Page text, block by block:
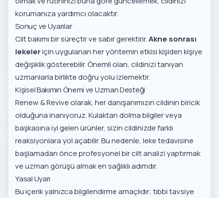
korumanıza yardımcı olacaktır.
Sonuç ve Uyarılar
Cilt bakımı bir süreçtir ve sabır gerektirir.Akne sonrası
lekeleriçin uygulanan her yöntemin etkisi kişiden kişiye
değişiklik gösterebilir. Önemli olan, cildinizi tanıyan
uzmanlarla birlikte doğru yolu izlemektir.
Kişisel Bakımın Önemi ve Uzman Desteği
Renew & Revive olarak, her danışanımızın cildinin biricik
olduğuna inanıyoruz. Kulaktan dolma bilgiler veya
başkasına iyi gelen ürünler, sizin cildinizde farklı
reaksiyonlara yol açabilir. Bu nedenle, leke tedavisine
başlamadan önce profesyonel bir cilt analizi yaptırmak
ve uzman görüşü almak en sağlıklı adımdır.
Yasal Uyarı
Bu içerik yalnızca bilgilendirme amaçlıdır; tıbbi tavsiye